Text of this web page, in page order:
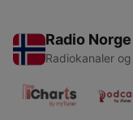
Radio Norge
Radiokanaler